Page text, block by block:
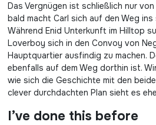
Das Vergnügen ist schließlich nur
bald macht Carl sich auf den Weg ins
Während Enid Unterkunft im Hilltop
Loverboy sich in den Convoy von
Hauptquartier ausfindig zu machen.
ebenfalls auf dem Weg dorthin ist.
wie sich die Geschichte mit den
clever durchdachten Plan sieht es
I’ve done this before